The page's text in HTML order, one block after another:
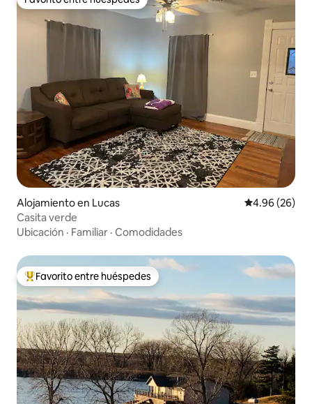
Favorito entre huéspedes
Alojamiento en Lucas Calificación
4.96 (26)
Casita verde
Ubicación · Familiar · Comodidades
Favorito entre huéspedes preferido
Favorito entre huéspedes